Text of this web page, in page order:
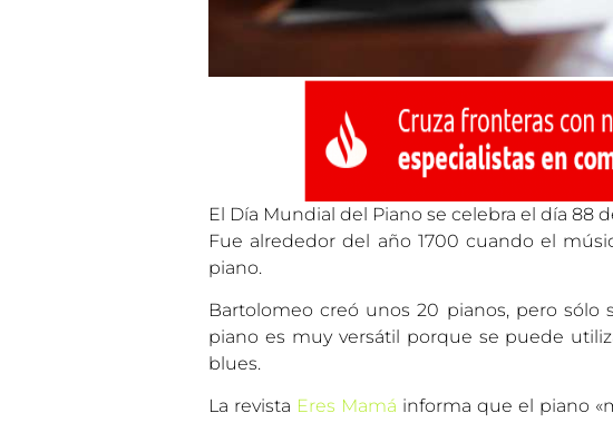
El Día Mundial del Piano se celebra el día 88
Fue alrededor del año 1700 cuando el
piano.
Bartolomeo creó unos 20 pianos, pero
piano es muy versátil porque se puede
blues.
La revista Eres Mamá informa que el piano